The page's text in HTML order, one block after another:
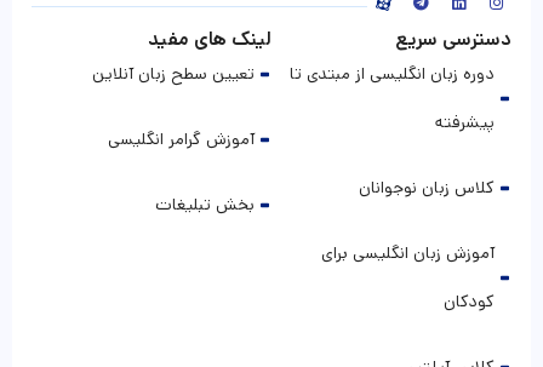
دسترسی سریع
دوره زبان انگلیسی از مبتدی تا
پیشرفته
کلاس زبان نوجوانان
آموزش زبان انگلیسی برای
کودکان
لینک های مفید
تعیین سطح زبان آنلاین
آموزش گرامر انگلیسی
بخش تبلیغات